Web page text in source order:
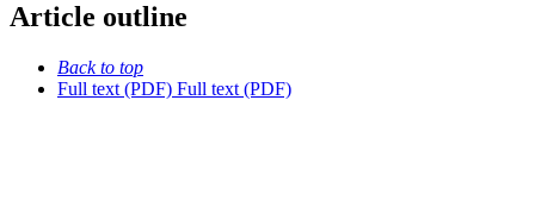
Article outline
Back to top
Full text (PDF) Full text (PDF)